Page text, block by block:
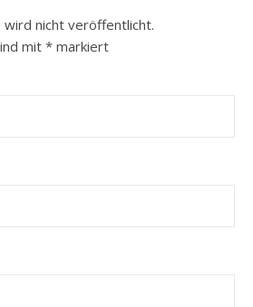
wird nicht veröffentlicht.
mit * markiert